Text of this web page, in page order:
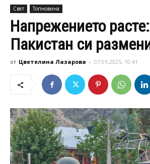
Свят Топновина
Напрежението
Пакистан си
от Цветелина Лазарова - 07.05.2025, 10:41